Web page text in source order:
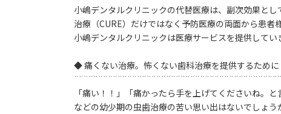
小嶋デンタルクリニックの代替医療は、副次効果と
治療（CURE）だけではなく予防医療の両面から患者
小嶋デンタルクリニックは医療サービスを提供してい
◆ 痛くない治療。怖くない歯科治療を提供するために
「痛い！！」「痛かったら手を上げてくださいね。
などの幼少期の虫歯治療の苦い思い出はないでしょう